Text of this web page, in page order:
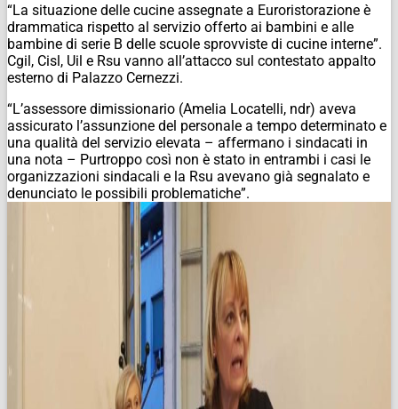
“La situazione delle cucine assegnate a Euroristorazione è
drammatica rispetto al servizio offerto ai bambini e alle
bambine di serie B delle scuole sprovviste di cucine interne”.
Cgil, Cisl, Uil e Rsu vanno all’attacco sul contestato appalto
esterno di Palazzo Cernezzi.
“L’assessore dimissionario (Amelia Locatelli, ndr) aveva
assicurato l’assunzione del personale a tempo determinato e
una qualità del servizio elevata – affermano i sindacati in
una nota – Purtroppo così non è stato in entrambi i casi le
organizzazioni sindacali e la Rsu avevano già segnalato e
denunciato le possibili problematiche”.